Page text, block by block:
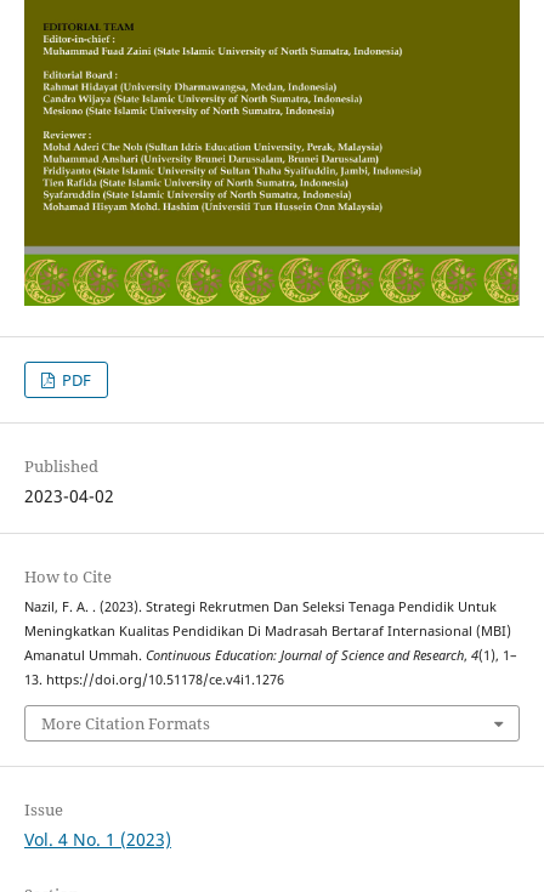
PDF
Published
2023-04-02
How to Cite
Nazil, F. A. . (2023). Strategi Rekrutmen Dan Seleksi Tenaga Pendidik Untuk
Meningkatkan Kualitas Pendidikan Di Madrasah Bertaraf Internasional (MBI)
Amanatul Ummah. Continuous Education: Journal of Science and Research, 4(1), 1–
13. https://doi.org/10.51178/ce.v4i1.1276
More Citation Formats
Issue
Vol. 4 No. 1 (2023)